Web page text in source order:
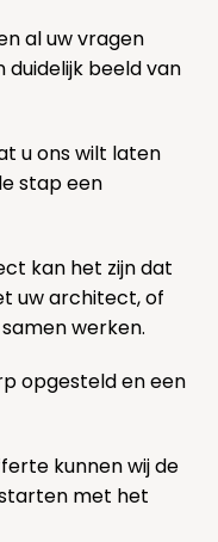
al uw vragen
duidelijk beeld van
u ons wilt laten
stap een
kan het zijn dat
uw architect, of
werken.
opgesteld en een
kunnen wij de
met het